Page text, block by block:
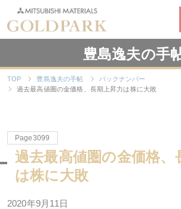
豊島逸夫の手
TOP 豊島逸夫の手帖
バックナンバー
過去最高値圏の金価格、長期上昇力は株に大敗
Page3099
過去最高値圏の金価格、
は株に大敗
2020年9月11日